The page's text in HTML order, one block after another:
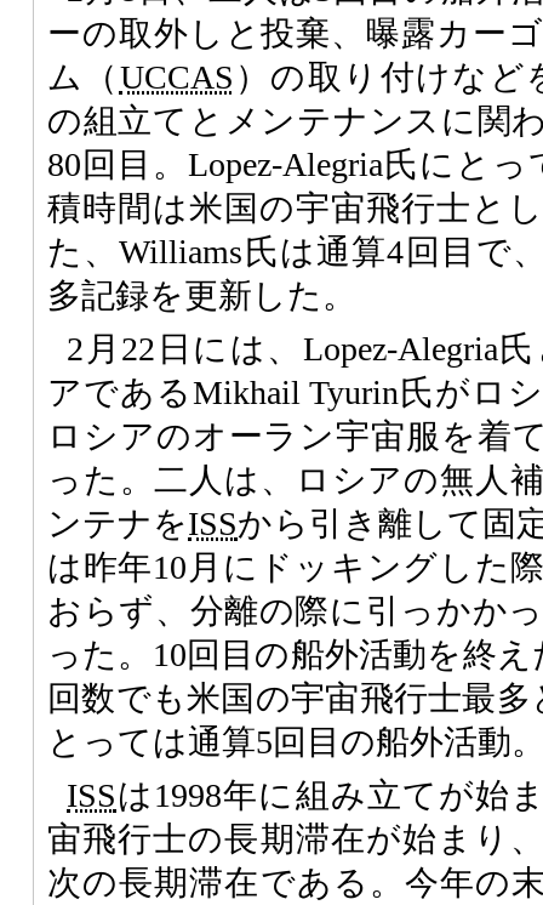
ーの取外しと投棄、曝露カー
ム（UCCAS ）の取り付けなど
の組立てとメンテナンスに関
80回目。Lopez-Alegria氏にと
積時間は米国の宇宙飛行士と
た、Williams氏は通算4回目で
多記録を更新した。
2月22日には、Lopez-Alegria
アであるMikhail Tyurin氏がロ
ロシアのオーラン宇宙服を着
った。二人は、ロシアの無人
ンテナをISSから引き離して固
は昨年10月にドッキングした
おらず、分離の際に引っかか
った。10回目の船外活動を終え
回数でも米国の宇宙飛行士最
とっては通算5回目の船外活動
ISSは1998年に組み立てが始
宙飛行士の長期滞在が始まり
次の長期滞在である。今年の